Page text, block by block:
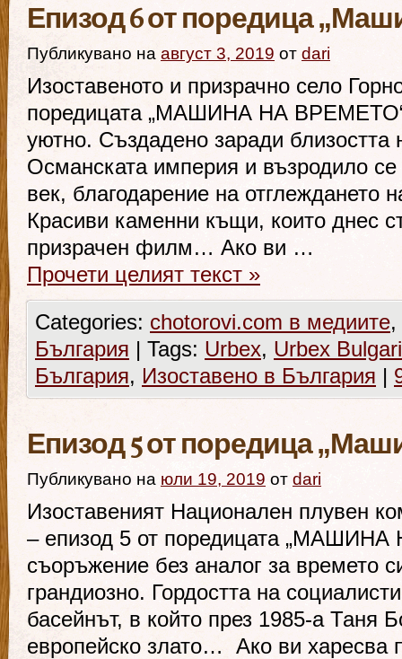
Епизод 6 от поредица
Публикувано на август 3, 2019 от dari
Изоставеното и призрачно село
поредицата „МАШИНА НА
уютно. Създадено заради близостта
Османската империя и възродило
век, благодарение на отглеждането
Красиви каменни къщи, които днес
призрачен филм… Ако ви …
Прочети целият текст »
Categories: chotorovi.com в медиите,
България | Tags: Urbex, Urbex
България, Изоставено в България |
Епизод 5 от поредица
Публикувано на юли 19, 2019 от dari
Изоставеният Национален плувен
– епизод 5 от поредицата
съоръжение без аналог за времето
грандиозно. Гордостта на
басейнът, в който през 1985-а Таня
европейско злато… Ако ви харесва